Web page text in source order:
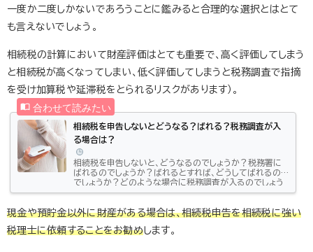
一度か二度しかないであろうことに鑑みると合理的な選択とはとて
も言えないでしょう。
相続税の計算において財産評価はとても重要で、高く評価してしまう
と相続税が高くなってしまい、低く評価してしまうと税務調査で指摘
を受け加算税や延滞税をとられるリスクがあります）。
相続税を申告しないとどうなる？ばれる？税務調査が入
る場合は？
相続税を申告しないと、どうなるのでしょうか？税務署に
ばれるのでしょうか？ばれるとすれば、どうしてばれるの
でしょうか？どのような場合に税務調査が入るのでしょう
か？このような相続税申告に関する疑問に対して、わかり
税を申告しなくてもよい場合もある被相続人（亡くなった
や相続時精算課税に係る贈与によって財産を取得した各
現金や預貯金以外に財産がある場合は、相続税申告を相続税に強い
税理士に依頼することをお勧めします。